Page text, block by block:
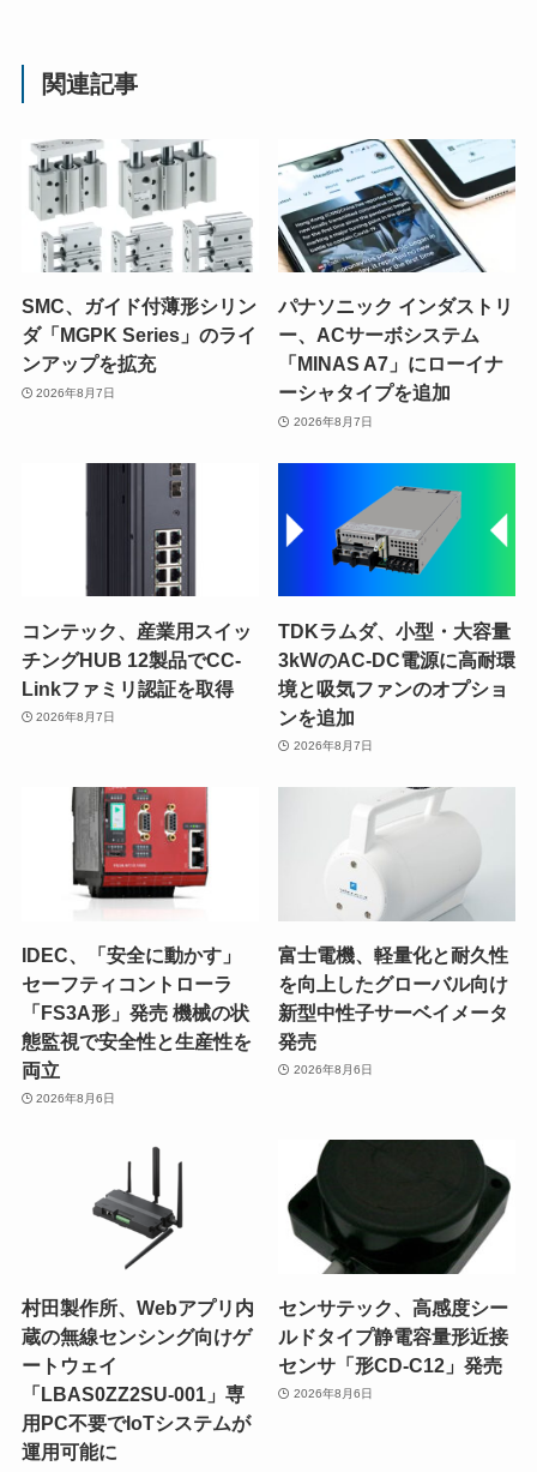
関連記事
SMC、ガイド付薄形シリン
ダ「MGPK Series」のライ
ンアップを拡充
2026年8月7日
パナソニック インダストリ
ー、ACサーボシステム
「MINAS A7」にローイナ
ーシャタイプを追加
2026年8月7日
コンテック、産業用スイッ
チングHUB 12製品でCC-
Linkファミリ認証を取得
2026年8月7日
TDKラムダ、小型・大容量
3kWのAC-DC電源に高耐環
境と吸気ファンのオプショ
ンを追加
2026年8月7日
IDEC、「安全に動かす」
セーフティコントローラ
「FS3A形」発売 機械の状
態監視で安全性と生産性を
両立
2026年8月6日
富士電機、軽量化と耐久性
を向上したグローバル向け
新型中性子サーベイメータ
発売
2026年8月6日
村田製作所、Webアプリ内
蔵の無線センシング向けゲ
ートウェイ
「LBAS0ZZ2SU-001」専
用PC不要でIoTシステムが
運用可能に
センサテック、高感度シー
ルドタイプ静電容量形近接
センサ「形CD-C12」発売
2026年8月6日